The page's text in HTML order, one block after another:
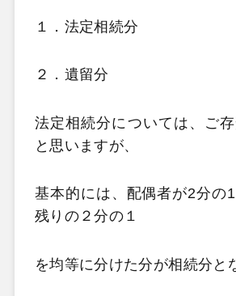
１．法定相続分
２．遺留分
法定相続分については、ご
と思いますが、
基本的には、配偶者が2分の
残りの２分の１
を均等に分けた分が相続分と